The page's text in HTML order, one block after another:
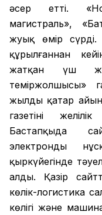
әсер етті.
магистраль»,
жуық өмір
құрылғаннан
жатқан үш
теміржолшысы»
жылдың қаңтар
газетінің
Бастапқыда
электронды
қыркүйегінде
алды. Қазір
көлік-логистика
көлігі және